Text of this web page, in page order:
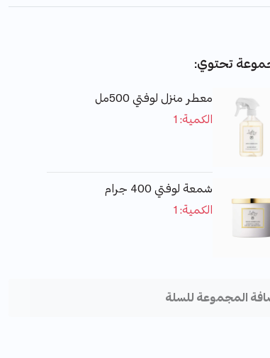
تحتوي:
معطر منزل لوفتي 500مل
الكمية: 1
شمعة لوفتي 400 جرام
الكمية: 1
المجموعة للسلة